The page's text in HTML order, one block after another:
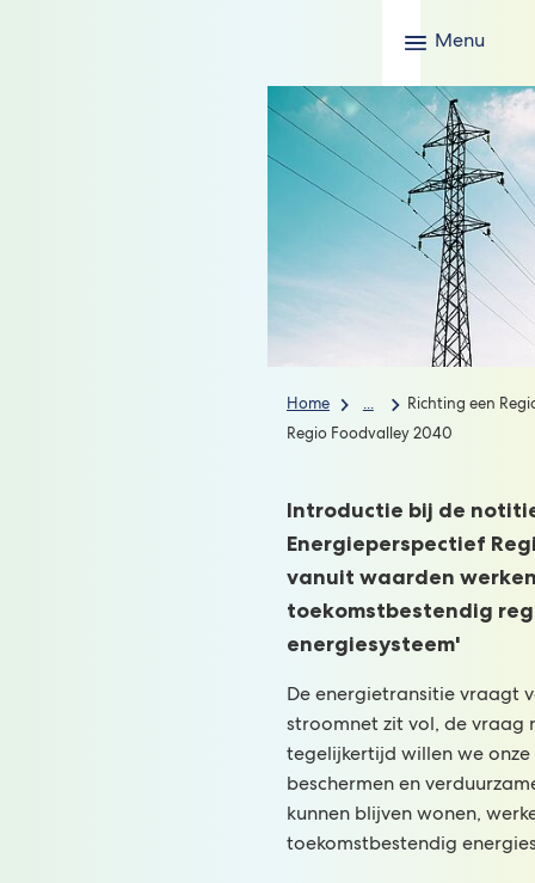
Menu
Home ...
Richting een
Regio Foodvalley 2040
Introductie bij de
Energieperspectief
vanuit waarden
toekomstbestendig
energiesysteem'
De energietransitie vraagt
stroomnet zit vol, de vraag
tegelijkertijd willen we
beschermen en
kunnen blijven wonen,
toekomstbestendig